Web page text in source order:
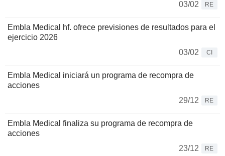
03/02
RE
Embla Medical hf. ofrece previsiones de resultados para el
ejercicio 2026
03/02
CI
Embla Medical iniciará un programa de recompra de
acciones
29/12
RE
Embla Medical finaliza su programa de recompra de
acciones
23/12
RE